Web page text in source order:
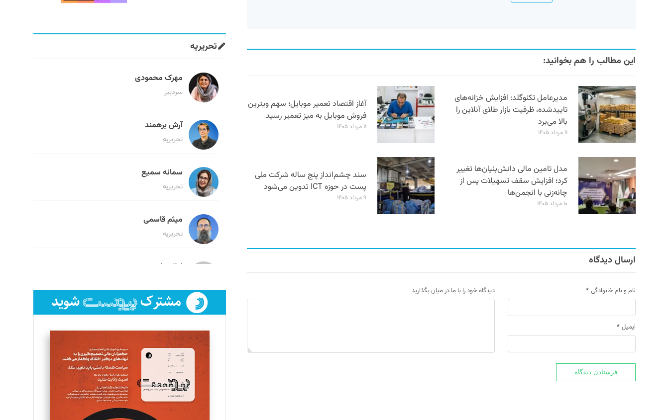
این مطالب را هم بخوانید:
مدیرعامل تکنوگلد: افزایش خزانه‌های
تاییدشده، ظرفیت بازار طلای آنلاین را
بالا می‌برد
۱۱ مرداد ۱۴۰۵
آغاز اقتصاد تعمیر موبایل؛ سهم ویترین
فروش موبایل به میز تعمیر رسید
۱۱ مرداد ۱۴۰۵
مدل تامین مالی دانش‌بنیان‌ها تغییر
کرد؛ افزایش سقف تسهیلات پس از
چانه‌زنی با انجمن‌ها
۱۰ مرداد ۱۴۰۵
سند چشم‌انداز پنج ساله شرکت ملی
پست در حوزه ICT تدوین می‌شود
۹ مرداد ۱۴۰۵
ارسال دیدگاه
نام و نام خانوادگی *
ایمیل *
دیدگاه خود را با ما در میان بگذارید
تحریریه
مهرک محمودی
سردبیر
آرش برهمند
تحریریه
سمانه سمیع
تحریریه
میثم قاسمی
تحریریه
لیلا حنارود
فائزه فتحی رستمی
تحریریه
سروش کرمیان
تحریریه
مینا پاکدل